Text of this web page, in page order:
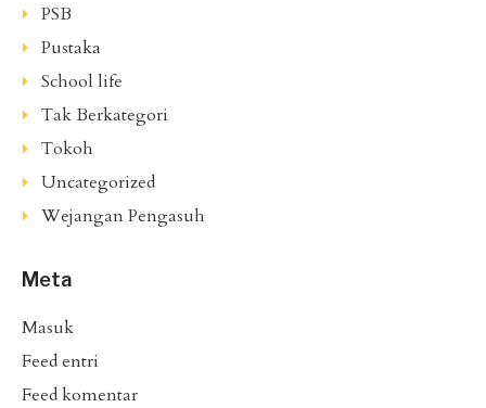
PSB
Pustaka
School life
Tak Berkategori
Tokoh
Uncategorized
Wejangan Pengasuh
Meta
Masuk
Feed entri
Feed komentar